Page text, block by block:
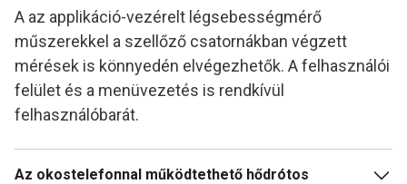
A az applikáció-vezérelt légsebességmérő
műszerekkel a szellőző csatornákban végzett
mérések is könnyedén elvégezhetők. A felhasználói
felület és a menüvezetés is rendkívül
felhasználóbarát.
Az okostelefonnal működtethető hődrótos